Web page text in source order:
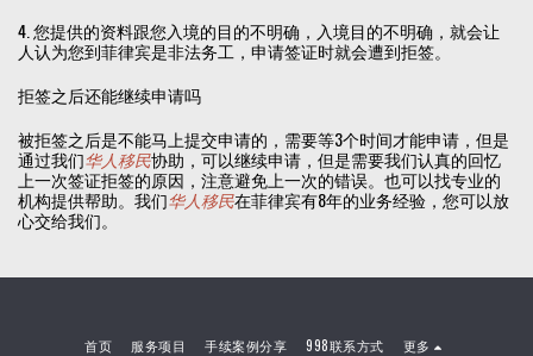
4. 您提供的资料跟您入境的目的不明确，入境目的不明确，就会让
人认为您到菲律宾是非法务工，申请签证时就会遭到拒签。
拒签之后还能继续申请吗
被拒签之后是不能马上提交申请的，需要等3个时间才能申请，但是
通过我们华人移民协助，可以继续申请，但是需要我们认真的回忆
上一次签证拒签的原因，注意避免上一次的错误。也可以找专业的
机构提供帮助。我们华人移民在菲律宾有8年的业务经验，您可以放
心交给我们。
首页 服务项目 手续案例分享 998联系方式 更多